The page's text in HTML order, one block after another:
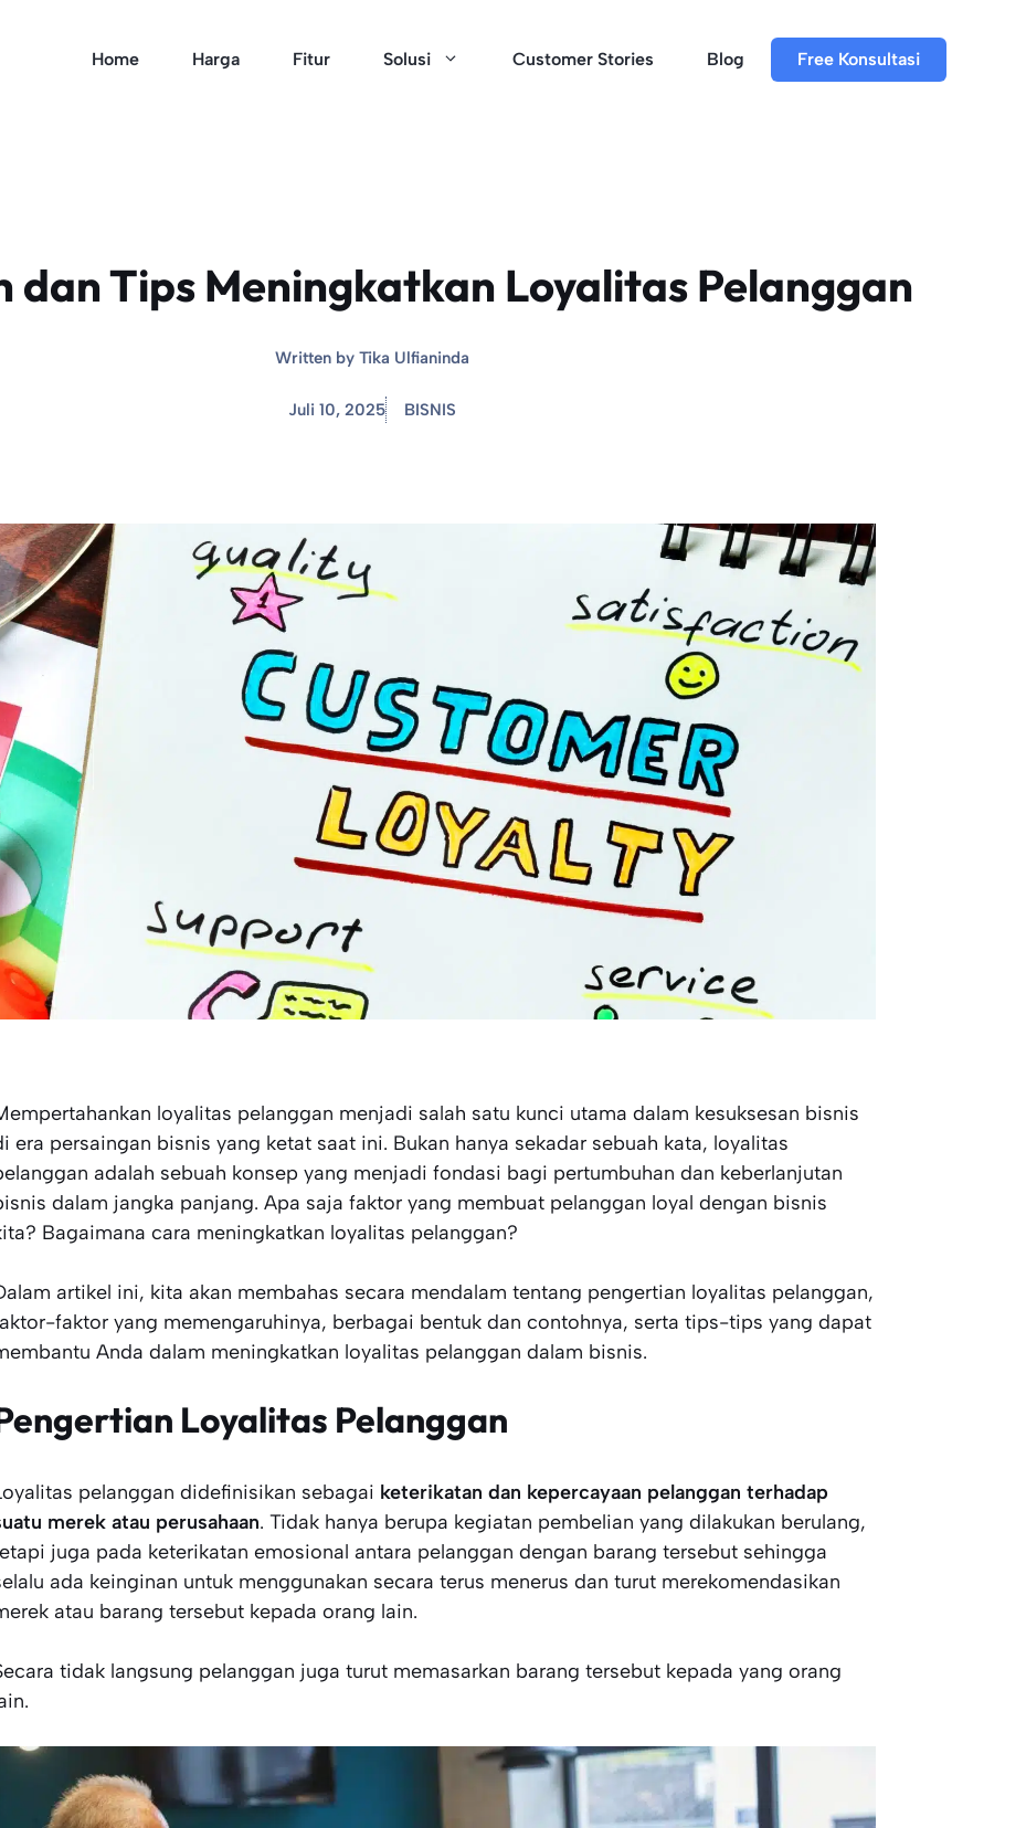
Home Harga Fitur Solusi Customer Stories Blog Free Konsultasi
dan Tips Meningkatkan Loyalitas Pelanggan
Written by Tika Ulfianinda
Juli 10, 2025 BISNIS
loyalitas pelanggan menjadi salah satu kunci utama dalam kesuksesan bisnis
era persaingan bisnis yang ketat saat ini. Bukan hanya sekadar sebuah kata, loyalitas
adalah sebuah konsep yang menjadi fondasi bagi pertumbuhan dan keberlanjutan
dalam jangka panjang. Apa saja faktor yang membuat pelanggan loyal dengan bisnis
Bagaimana cara meningkatkan loyalitas pelanggan?
artikel ini, kita akan membahas secara mendalam tentang pengertian loyalitas pelanggan,
faktor yang memengaruhinya, berbagai bentuk dan contohnya, serta tips-tips yang dapat
Anda dalam meningkatkan loyalitas pelanggan dalam bisnis.
Loyalitas Pelanggan
pelanggan didefinisikan sebagai keterikatan dan kepercayaan pelanggan terhadap
merek atau perusahaan. Tidak hanya berupa kegiatan pembelian yang dilakukan berulang,
juga pada keterikatan emosional antara pelanggan dengan barang tersebut sehingga
ada keinginan untuk menggunakan secara terus menerus dan turut merekomendasikan
atau barang tersebut kepada orang lain.
tidak langsung pelanggan juga turut memasarkan barang tersebut kepada yang orang